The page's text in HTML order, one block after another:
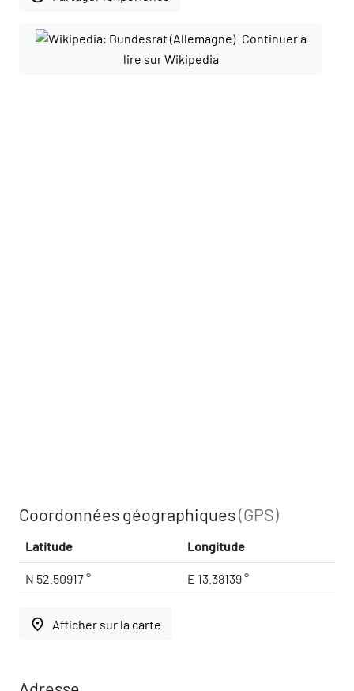
Continuer à
lire sur Wikipedia
Coordonnées géographiques(GPS)
Latitude Longitude
N 52.50917 ° E 13.38139 °
place Afficher sur la carte